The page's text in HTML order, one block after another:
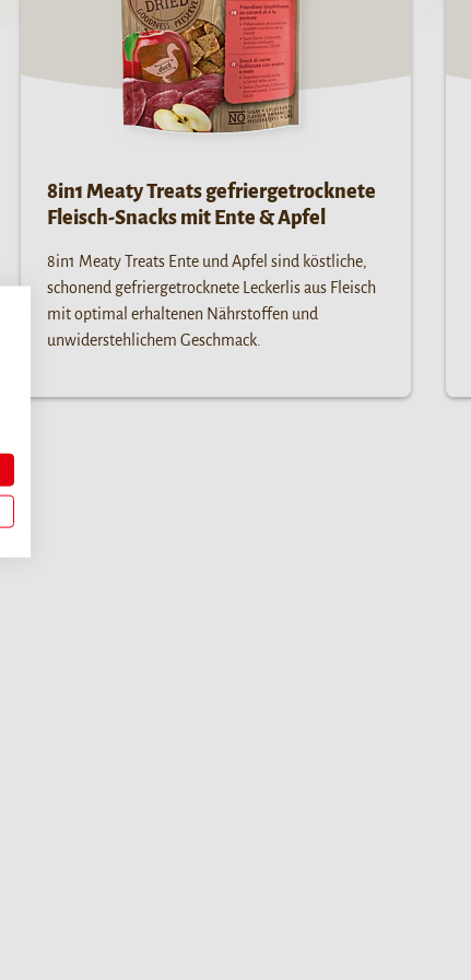
8in1 Meaty Treats gefriergetrocknete
Fleisch-Snacks mit Ente & Apfel
8in1 Meaty Treats Ente und Apfel sind köstliche,
schonend gefriergetrocknete Leckerlis aus Fleisch
mit optimal erhaltenen Nährstoffen und
unwiderstehlichem Geschmack.